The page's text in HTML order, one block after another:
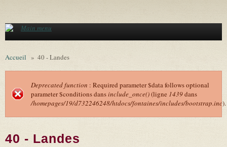
Main menu
Accueil » 40 - Landes
Message d'erreur
Deprecated function : Required parameter $data follows optional
parameter $conditions dansinclude_once()(ligne 1439dans
/homepages/19/d732246248/htdocs/fontaines/includes/bootstrap.inc).
40 - Landes